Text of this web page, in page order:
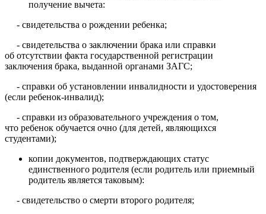
получение вычета:
- свидетельства о рождении ребенка;
- свидетельства о заключении брака или справки
об отсутствии факта государственной регистрации
заключения брака, выданной органами ЗАГС;
- справки об установлении инвалидности и удостоверения
(если ребенок-инвалид);
- справки из образовательного учреждения о том,
что ребенок обучается очно (для детей, являющихся
студентами);
копии документов, подтверждающих статус
единственного родителя (если родитель или приемный
родитель является таковым):
- свидетельство о смерти второго родителя;